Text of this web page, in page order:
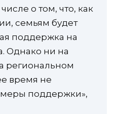
о том, что, как
семьям будет
поддержка на
Однако ни на
региональном
время не
меры поддержки»,